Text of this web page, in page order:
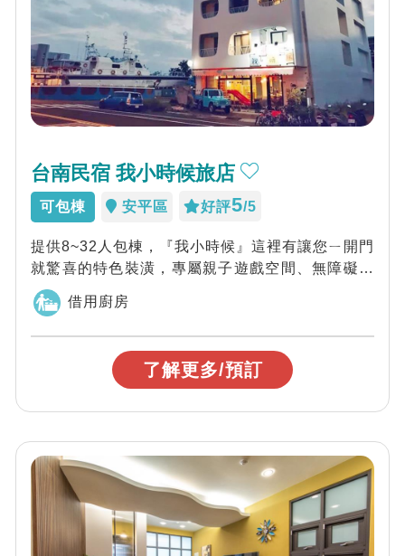
台南民宿 我小時候旅店
可包棟 安平區 好評5/5
提供8~32人包棟，『我小時候』這裡有讓您ㄧ開門
就驚喜的特色裝潢，專屬親子遊戲空間、無障礙空
間電梯、停車便利、鄰近各安平特色景點。...
借用廚房
了解更多/預訂